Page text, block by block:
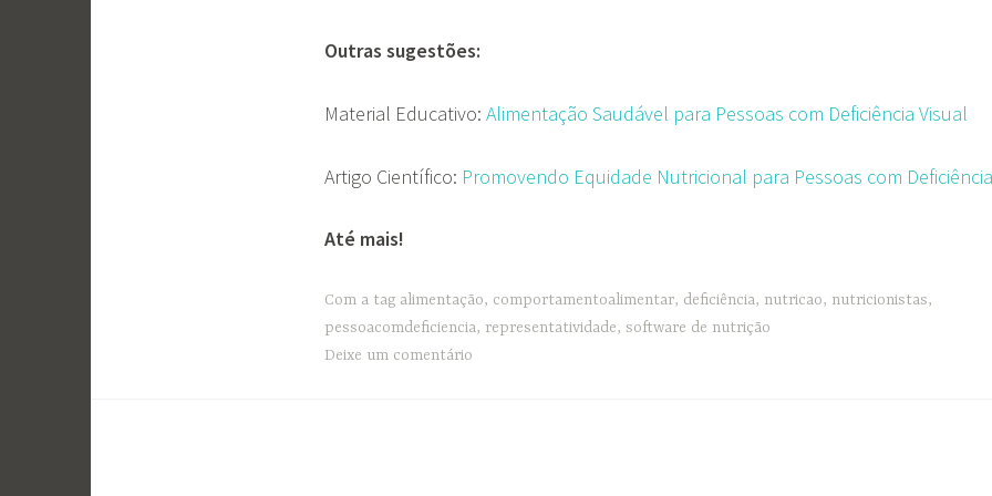
Outras sugestões:
Material Educativo: Alimentação Saudável para Pessoas com Deficiência Visual
Artigo Científico: Promovendo Equidade Nutricional para Pessoas com
Até mais!
Com a tag alimentação, comportamentoalimentar, deficiência, nutricao, nutricionistas,
pessoacomdeficiencia, representatividade, software de nutrição
Deixe um comentário